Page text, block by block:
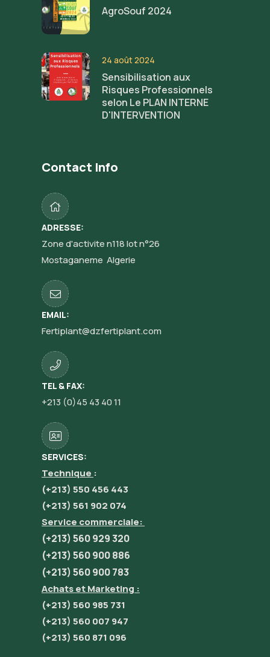
AgroSouf 2024
24 août 2024
Sensibilisation aux
Risques Professionnels
selon Le PLAN INTERNE
D'INTERVENTION
Contact Info
ADRESSE:
Zone d'activite n118 lot n°26
Mostaganeme Algerie
EMAIL:
Fertiplant@dzfertiplant.com
TEL & FAX:
+213 (0)45 43 40 11
SERVICES:
Technique :
(+213) 550 456 443
(+213) 561 902 074
Service commerciale:
(+213) 560 929 320
(+213) 560 900 886
(+213) 560 900 783
Achats et Marketing :
(+213) 560 985 731
(+213) 560 007 947
(+213) 560 871 096